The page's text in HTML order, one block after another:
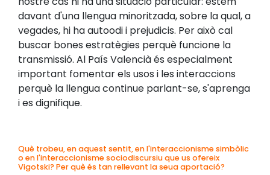
davant d'una llengua minoritzada, sobre la qual, a
vegades, hi ha autoodi i prejudicis. Per això cal
buscar bones estratègies perquè funcione la
transmissió. Al País Valencià és especialment
important fomentar els usos i les interaccions
perquè la llengua continue parlant-se, s'aprenga
i es dignifique.
Què trobeu, en aquest sentit, en l'interaccionisme simbòlic
o en l'interaccionisme sociodiscursiu que us ofereix
Vigotski? Per què és tan rellevant la seua aportació?